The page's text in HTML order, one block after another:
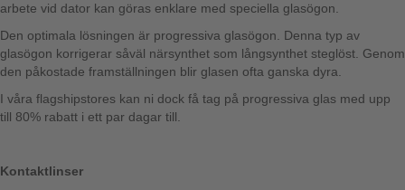
arbete vid dator kan göras enklare med speciella glasögon.
Den optimala lösningen är progressiva glasögon. Denna typ av
glasögon korrigerar såväl närsynthet som långsynthet steglöst. Genom
den påkostade framställningen blir glasen ofta ganska dyra.
I våra flagshipstores kan ni dock få tag på progressiva glas med upp
till 80% rabatt i ett par dagar till.
Kontaktlinser